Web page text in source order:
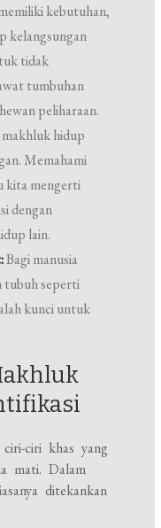
kebutuhan,
kelangsungan
tidak
tumbuhan
peliharaan.
hidup
Memahami
kita mengerti
dengan
lain.
Bagi manusia
tubuh seperti
kunci untuk
ciri khas yang
mati. Dalam
ditekankan